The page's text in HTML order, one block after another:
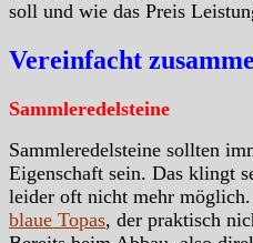
soll und wie das Preis
Vereinfacht
Sammleredelsteine
Sammleredelsteine sollten
Eigenschaft sein. Das klingt
leider oft nicht mehr
blaue Topas, der praktisch